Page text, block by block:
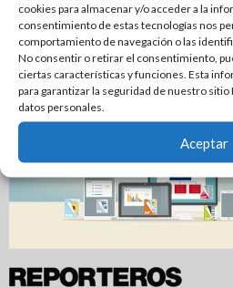
cookies para almacenar y/o acceder a la
consentimiento de estas tecnologías nos
comportamiento de navegación o las
No consentir o retirar el consentimiento,
ciertas características y funciones. Esta
para garantizar la seguridad de nuestro sitio
datos personales.
Aceptar
Reconoce Américo labor de la
Tamaulipas; atestigua llegada
estatal